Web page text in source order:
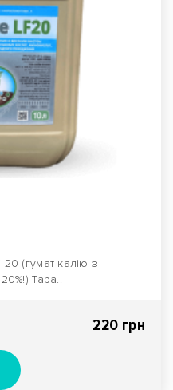
(гумат калію з
Тара..
220 грн